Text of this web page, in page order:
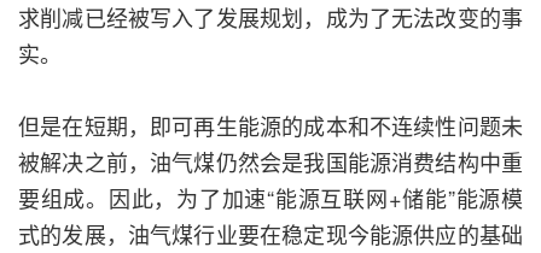
求削减已经被写入了发展规划，成为了无法改变的事
实。
但是在短期，即可再生能源的成本和不连续性问题未
被解决之前，油气煤仍然会是我国能源消费结构中重
要组成。因此，为了加速“能源互联网+储能”能源模
式的发展，油气煤行业要在稳定现今能源供应的基础